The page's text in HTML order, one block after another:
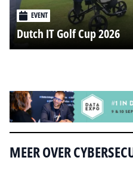
EVENT
Dutch IT Golf Cup 2026
MEER OVER